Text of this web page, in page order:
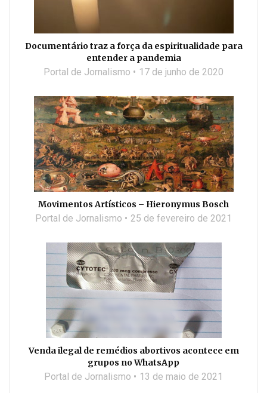
Documentário traz a força da espiritualidade para
entender a pandemia
Portal de Jornalismo 17 de junho de 2020
Movimentos Artísticos – Hieronymus Bosch
Portal de Jornalismo 25 de fevereiro de 2021
Venda ilegal de remédios abortivos acontece em
grupos no WhatsApp
Portal de Jornalismo 13 de maio de 2021